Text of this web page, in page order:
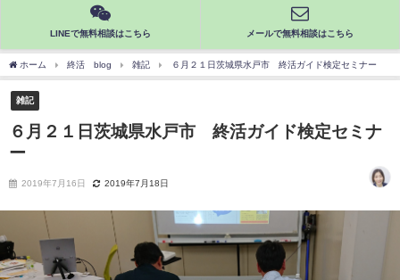
LINEで無料相談はこちら メールで無料相談はこちら
ホーム 終活 blog 雑記 ６月２１日茨城県水戸市 終活ガイド検定セミナー
雑記
６月２１日茨城県水戸市 終活ガイド検定セミナ
ー
2019年7月16日 2019年7月18日